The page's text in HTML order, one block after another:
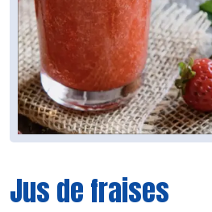
Jus de fraises